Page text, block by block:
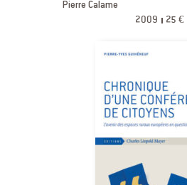
Pierre Calame
2009 25 €